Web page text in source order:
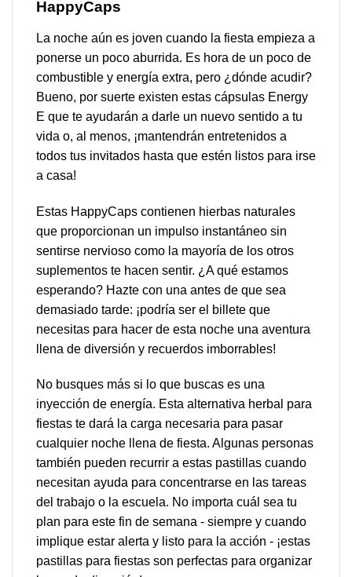
HappyCaps
La noche aún es joven cuando la fiesta empieza a
ponerse un poco aburrida. Es hora de un poco de
combustible y energía extra, pero ¿dónde acudir?
Bueno, por suerte existen estas cápsulas Energy
E que te ayudarán a darle un nuevo sentido a tu
vida o, al menos, ¡mantendrán entretenidos a
todos tus invitados hasta que estén listos para irse
a casa!
Estas HappyCaps contienen hierbas naturales
que proporcionan un impulso instantáneo sin
sentirse nervioso como la mayoría de los otros
suplementos te hacen sentir. ¿A qué estamos
esperando? Hazte con una antes de que sea
demasiado tarde: ¡podría ser el billete que
necesitas para hacer de esta noche una aventura
llena de diversión y recuerdos imborrables!
No busques más si lo que buscas es una
inyección de energía. Esta alternativa herbal para
fiestas te dará la carga necesaria para pasar
cualquier noche llena de fiesta. Algunas personas
también pueden recurrir a estas pastillas cuando
necesitan ayuda para concentrarse en las tareas
del trabajo o la escuela. No importa cuál sea tu
plan para este fin de semana - siempre y cuando
implique estar alerta y listo para la acción - ¡estas
pastillas para fiestas son perfectas para organizar